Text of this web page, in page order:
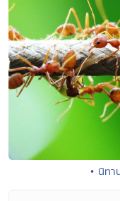
• นิทา